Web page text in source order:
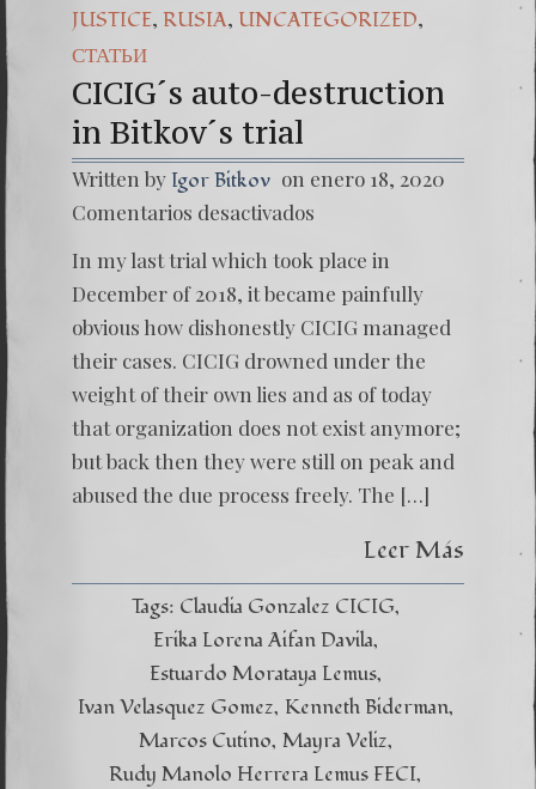
JUSTICE, RUSIA, UNCATEGORIZED,
СТАТЬИ
CICIG´s auto-destruction
in Bitkov´s trial
Written by Igor Bitkov on enero 18, 2020
Comentarios desactivados
In my last trial which took place in
December of 2018, it became painfully
obvious how dishonestly CICIG managed
their cases. CICIG drowned under the
weight of their own lies and as of today
that organization does not exist anymore;
but back then they were still on peak and
abused the due process freely. The […]
Leer Más
Tags: Claudia Gonzalez CICIG
Erika Lorena Aifan Davila
Estuardo Morataya Lemus
Ivan Velasquez Gomez Kenneth Biderman
Marcos Cutino Mayra Veliz
Rudy Manolo Herrera Lemus FECI